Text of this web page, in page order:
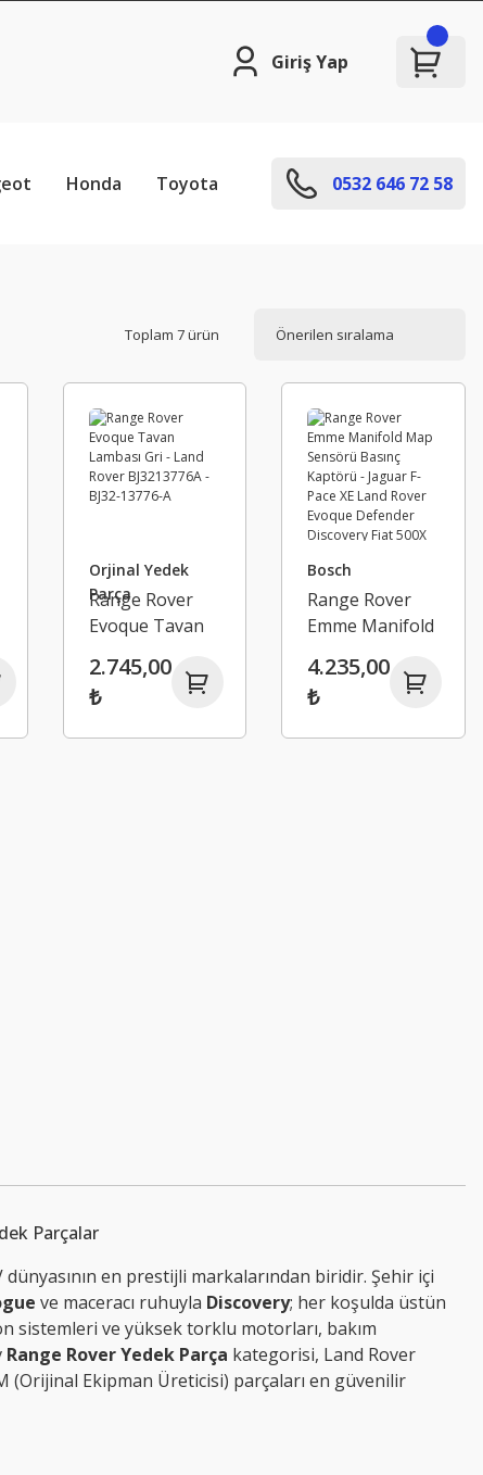
Giriş Yap
Honda Toyota 0532 646 72 58
Toplam 7 ürün
Orjinal Yedek
Parça
Range Rover
Evoque Tavan
Land Rover
BJ3213776A -
2.745,00
₺
Bosch
Range Rover
Emme Manifold
Basınç Kaptörü
- Jaguar F-Pace
4.235,00
₺
Parçalar
en prestijli markalarından biridir. Şehir içi
ve maceracı ruhuyla Discovery; her koşulda üstün
sistemleri ve yüksek torklu motorları, bakım
Range Rover Yedek Parça kategorisi, Land Rover
Ekipman Üreticisi) parçaları en güvenilir